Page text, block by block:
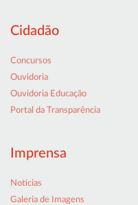
Cidadão
Concursos
Ouvidoria
Ouvidoria Educação
Portal da Transparência
Imprensa
Notícias
Galeria de Imagens